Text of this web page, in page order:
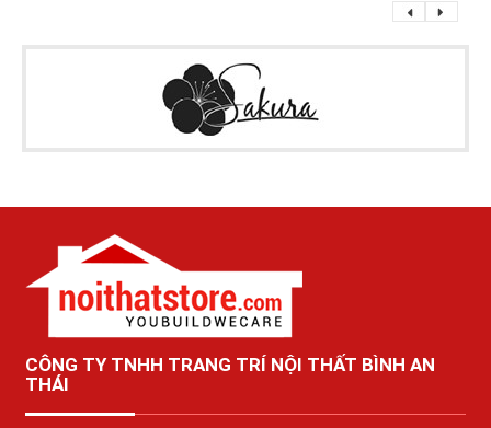
CÔNG TY TNHH TRANG TRÍ NỘI THẤT BÌNH AN
THÁI